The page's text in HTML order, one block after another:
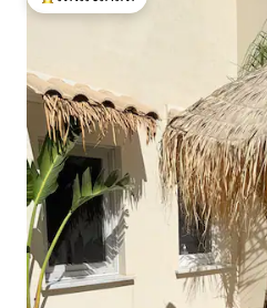
โดนใจเกสต์ที่สุด